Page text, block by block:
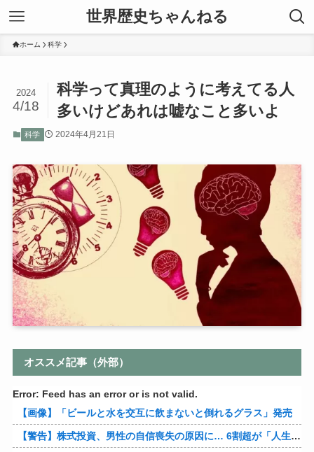
世界歴史ちゃんねる
ホーム 科学
科学って真理のように考えてる人
多いけどあれは嘘なこと多いよ
2024
4/18
科学 2024年4月21日
オススメ記事（外部）
Error: Feed has an error or is not valid.
【画像】「ビールと水を交互に飲まないと倒れるグラス」発売
【警告】株式投資、男性の自信喪失の原因に… 6割超が「人生の敗者」自認